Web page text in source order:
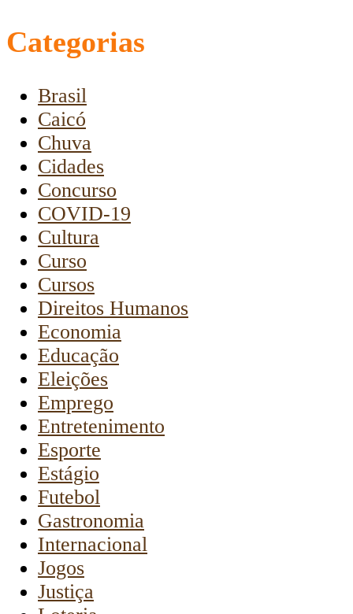
Categorias
Brasil
Caicó
Chuva
Cidades
Concurso
COVID-19
Cultura
Curso
Cursos
Direitos Humanos
Economia
Educação
Eleições
Emprego
Entretenimento
Esporte
Estágio
Futebol
Gastronomia
Internacional
Jogos
Justiça